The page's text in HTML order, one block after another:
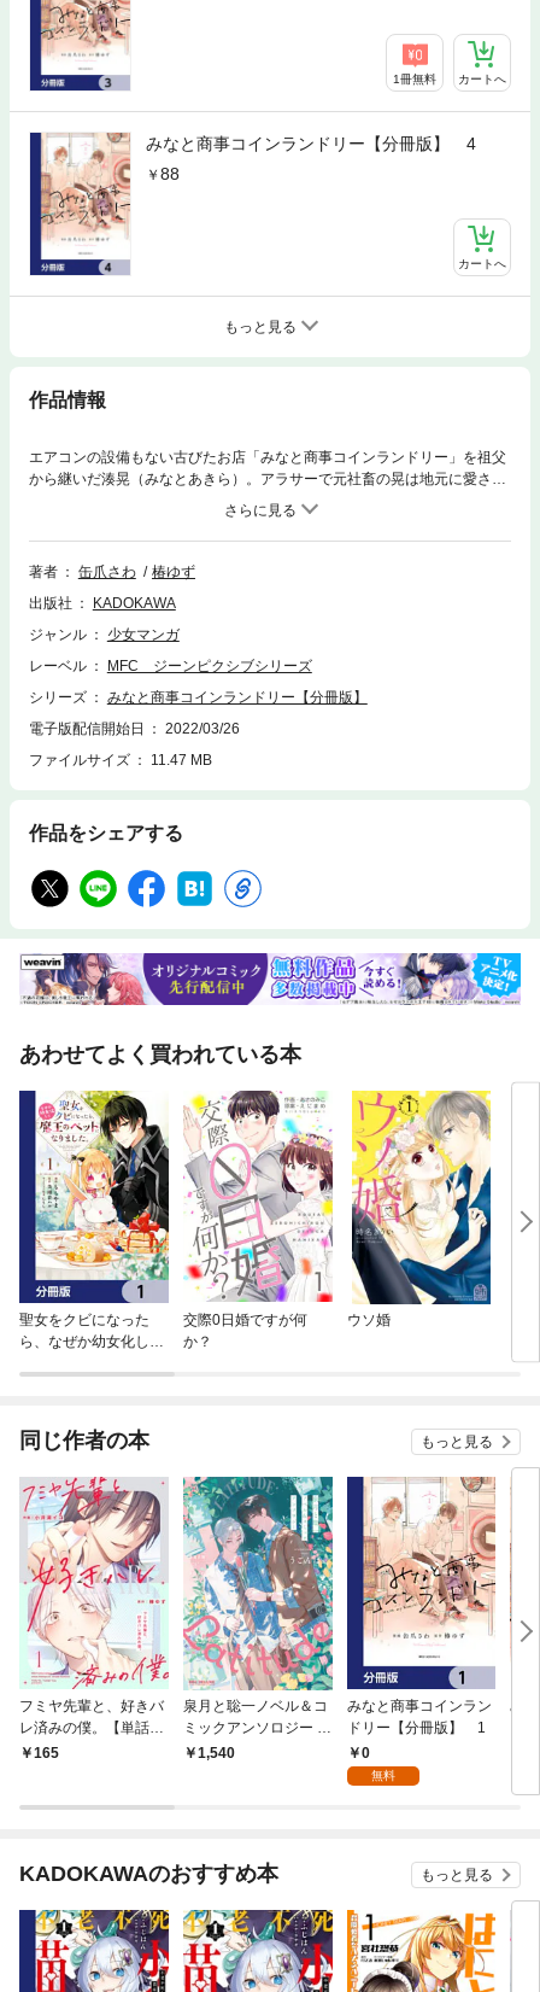
1冊無料 カートへ
みなと商事コインランドリー【分冊版】 4
88
カートへ
もっと見る
作品情報
エアコンの設備もない古びたお店「みなと商事コインランドリー」を祖父
から継いだ湊晃（みなとあきら）。アラサーで元社畜の晃は地元に愛され
る店をのんびりと営んでいた。ある日高校生の香月慎太郎（かつきしんた
ろう）が客として来店する。歳の差を越えて仲良くなるふたりだったが、
晃がゲイであることがふとしたことから慎太郎にバレてしまい…？ pixivラ
ンキング1位!! 大人気コインランドリーBL（ボーイズライフ）ついに発売!!
著者 缶爪さわ
椿ゆず
出版社
KADOKAWA
ジャンル
少女マンガ
レーベル
MFC ジーンピクシブシリーズ
シリーズ
みなと商事コインランドリー【分冊版】
電子版配信開始日
2022/03/26
ファイルサイズ
11.47 MB
作品をシェアする
あわせてよく買われている本
聖女をクビになった
ら、なぜか幼女化して
交際0日婚ですが何
か？
ウソ婚
同じ作者の本 もっと見る
フミヤ先輩と、好きバ
レ済みの僕。【単話
版】1巻
165
泉月と聡一ノベル＆コ
ミックアンソロジー L
atitude＜電子限定かき
1,540
みなと商事コインラン
ドリー【分冊版】 1
0
無料
み
KADOKAWAのおすすめ本 もっと見る